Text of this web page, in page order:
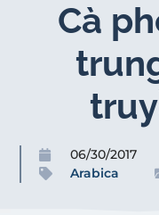
Cà
06/30/2017
Arabica